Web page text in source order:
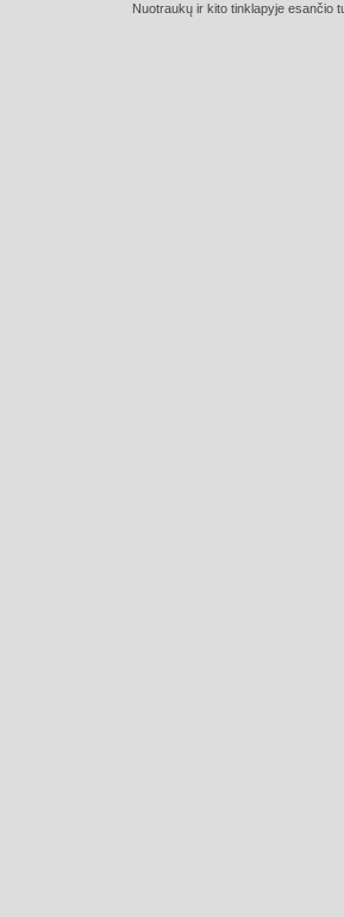
Nuotraukų ir kito tinklapyje esančio